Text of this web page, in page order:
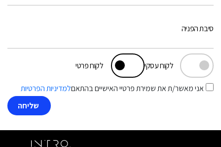
לקוח עסקי לקוח פרטי
סיבת הפניה
אני מאשר/ת את שמירת פרטיי האישיים בהתאםלמדיניות הפרטיות